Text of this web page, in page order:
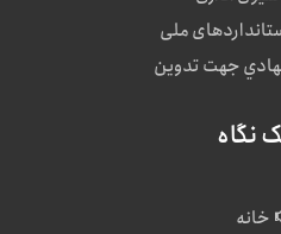
ملی
جهت تدوين
نگاه
خانه